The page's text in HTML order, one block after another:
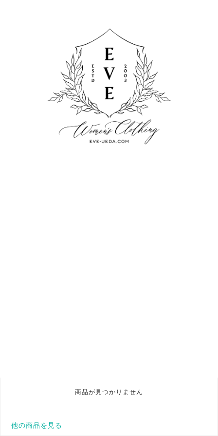
商品が見つかりません
他の商品を見る